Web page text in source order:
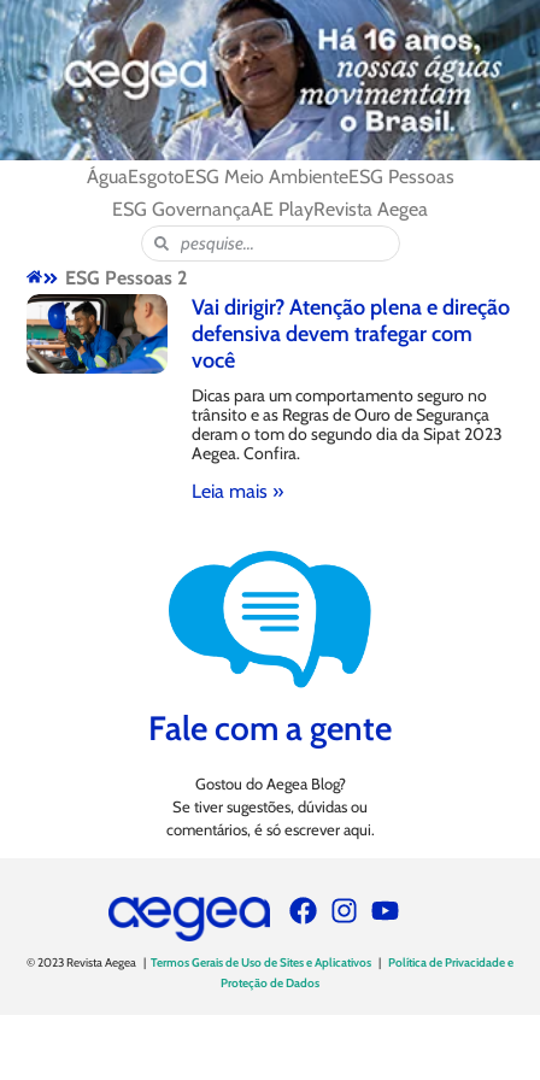
ÁguaEsgotoESG Meio AmbienteESG Pessoas
ESG GovernançaAE PlayRevista Aegea
ESG Pessoas 2
Vai dirigir? Atenção plena e direção
defensiva devem trafegar com
você
Dicas para um comportamento seguro no
trânsito e as Regras de Ouro de Segurança
deram o tom do segundo dia da Sipat 2023
Aegea. Confira.
Leia mais »
Fale com a gente
Gostou do Aegea Blog?
Se tiver sugestões, dúvidas ou
comentários, é só escrever aqui.
© 2023 Revista Aegea | Termos Gerais de Uso de Sites e Aplicativos | Política de Privacidade e
Proteção de Dados